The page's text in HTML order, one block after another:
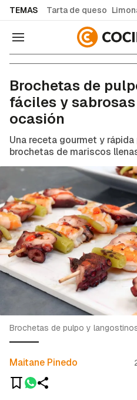
TEMAS Tarta de queso
Navegación
Brochetas de
fáciles y
ocasión
Una receta gourmet y
brochetas de mariscos
Maitane Pinedo
Brochetas de pulpo y